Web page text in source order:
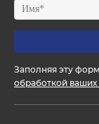
Заполняя эту
обработкой